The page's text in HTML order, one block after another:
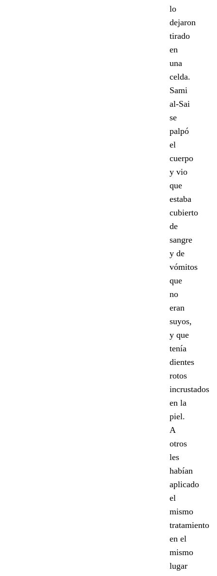
lo
dejaron
tirado
en
una
celda.
Sami
al-Sai
se
palpó
el
cuerpo
y vio
que
estaba
cubierto
de
sangre
y de
vómitos
que
no
eran
suyos,
y que
tenía
dientes
rotos
incrustados
en la
piel.
A
otros
les
habían
aplicado
el
mismo
tratamiento
en el
mismo
lugar